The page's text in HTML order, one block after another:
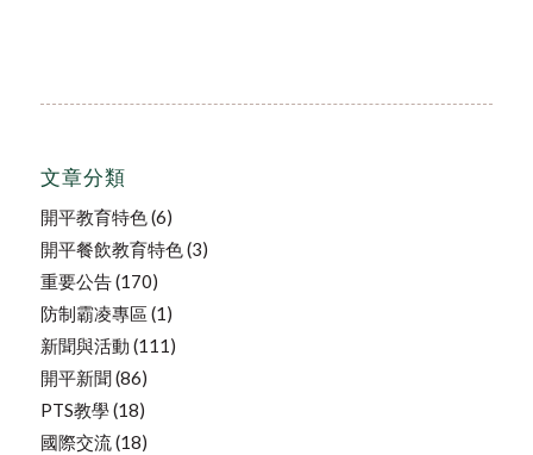
文章分類
開平教育特色(6)
開平餐飲教育特色(3)
重要公告(170)
防制霸凌專區 (1)
新聞與活動 (111)
開平新聞(86)
PTS教學(18)
國際交流(18)